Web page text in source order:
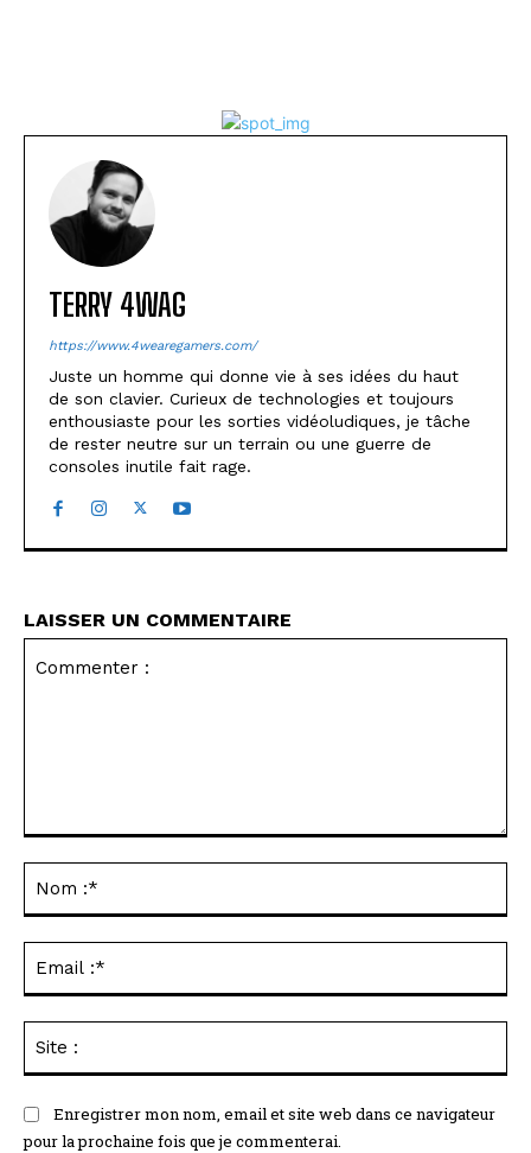
TERRY 4WAG
https://www.4wearegamers.com/
Juste un homme qui donne vie à ses idées du haut
de son clavier. Curieux de technologies et toujours
enthousiaste pour les sorties vidéoludiques, je tâche
de rester neutre sur un terrain ou une guerre de
consoles inutile fait rage.
LAISSER UN COMMENTAIRE
Enregistrer mon nom, email et site web dans ce navigateur
pour la prochaine fois que je commenterai.